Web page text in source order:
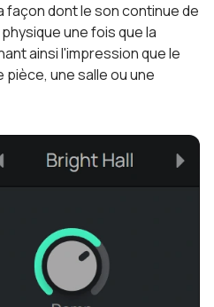
façon dont le son continue de
une fois que la
ainsi l'impression que le
une salle ou une